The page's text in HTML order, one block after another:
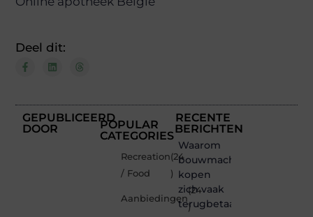
Deel dit:
GEPUBLICEERD
DOOR
POPULAR
CATEGORIES
Recreation
/ Food
(24
)
Aanbiedingen
(24
)
RECENTE
BERICHTEN
Waarom
bouwmachines
kopen
zich vaak
terugbetaalt